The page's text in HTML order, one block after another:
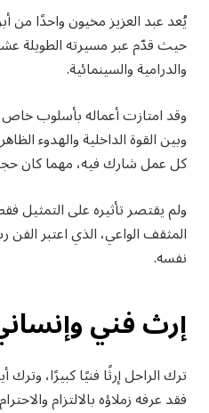
يُعد عبد العزيز مخيون واحدًا من
حيث قدّم عبر مسيرته الطويلة
والدرامية والسينمائية.
وقد امتازت أعماله بأسلوب
وبين القوة الداخلية والهدوء
كل عمل شارك فيه، مهما كان
ولم يقتصر تأثيره على التمثيل
المثقف الواعي، الذي اعتبر
نفسه.
إرث فني
ترك الراحل إرثًا فنيًا كبيرًا، وترك
فقد عرفه زملاؤه بالالتزام